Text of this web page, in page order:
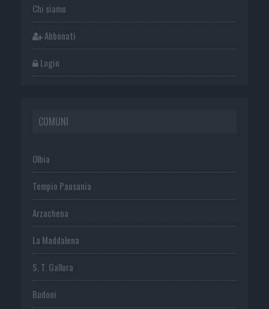
Chi siamo
Abbonati
Login
COMUNI
Olbia
Tempio Pausania
Arzachena
La Maddalena
S. T. Gallura
Budoni